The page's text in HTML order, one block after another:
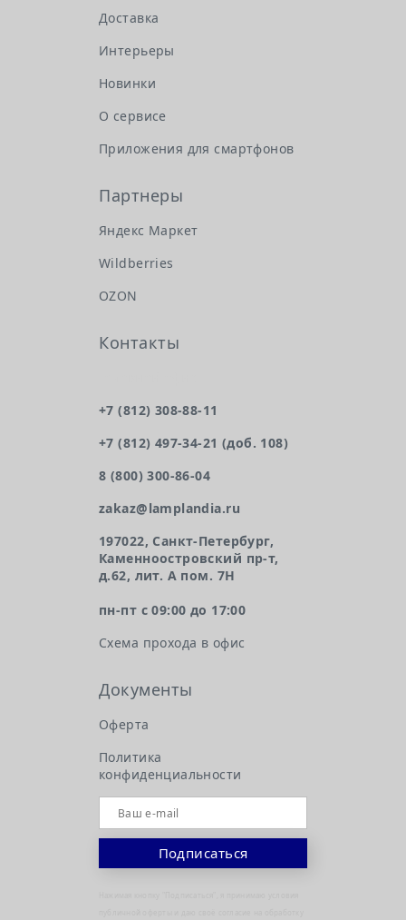
Доставка
Интерьеры
Новинки
О сервисе
Приложения для смартфонов
Партнеры
Яндекс Маркет
Wildberries
OZON
Контакты
+7 (812) 308-88-11
+7 (812) 497-34-21 (доб. 108)
8 (800) 300-86-04
zakaz@lamplandia.ru
197022, Санкт-Петербург,
Каменноостровский пр-т,
д.62, лит. А пом. 7Н
пн-пт с 09:00 до 17:00
Схема прохода в офис
Документы
Оферта
Политика
конфиденциальности